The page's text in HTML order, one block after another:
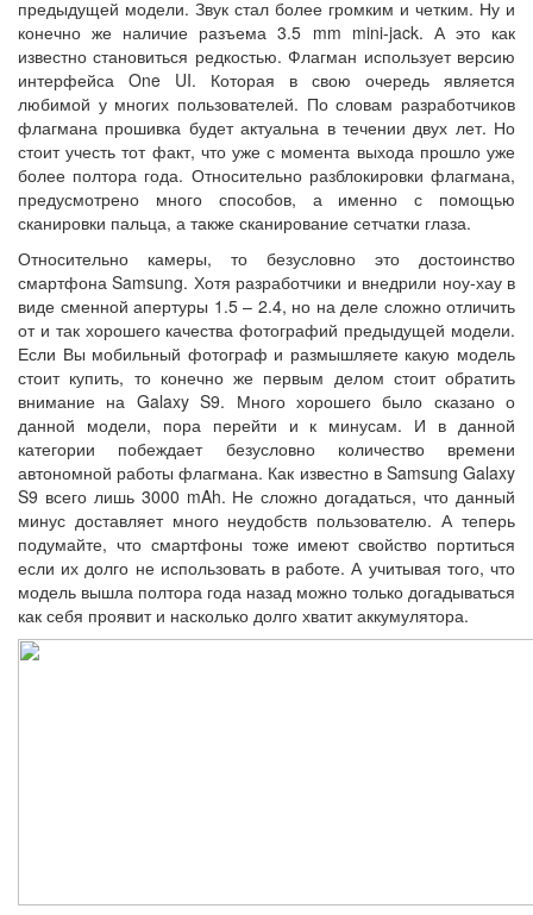
предыдущей модели. Звук стал более громким и четким. Ну и
конечно же наличие разъема 3.5 mm mini-jack. А это как
известно становиться редкостью. Флагман использует версию
интерфейса One UI. Которая в свою очередь является
любимой у многих пользователей. По словам разработчиков
флагмана прошивка будет актуальна в течении двух лет. Но
стоит учесть тот факт, что уже с момента выхода прошло уже
более полтора года. Относительно разблокировки флагмана,
предусмотрено много способов, а именно с помощью
сканировки пальца, а также сканирование сетчатки глаза.
Относительно камеры, то безусловно это достоинство
смартфона Samsung. Хотя разработчики и внедрили ноу-хау в
виде сменной апертуры 1.5 – 2.4, но на деле сложно отличить
от и так хорошего качества фотографий предыдущей модели.
Если Вы мобильный фотограф и размышляете какую модель
стоит купить, то конечно же первым делом стоит обратить
внимание на Galaxy S9. Много хорошего было сказано о
данной модели, пора перейти и к минусам. И в данной
категории побеждает безусловно количество времени
автономной работы флагмана. Как известно в Samsung Galaxy
S9 всего лишь 3000 mAh. Не сложно догадаться, что данный
минус доставляет много неудобств пользователю. А теперь
подумайте, что смартфоны тоже имеют свойство портиться
если их долго не использовать в работе. А учитывая того, что
модель вышла полтора года назад можно только догадываться
как себя проявит и насколько долго хватит аккумулятора.